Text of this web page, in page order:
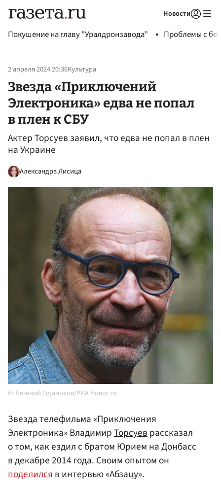
Новости
Покушение на главу "Уралдронзавода" Проблемы с
2 апреля 2024 20:36Культура
Звезда «Приключений
Электроника» едва не попал
в плен к СБУ
Актер Торсуев заявил, что едва не попал в плен
на Украине
Александра Лисица
Евгений Одиноков/РИА Новости
Звезда телефильма «Приключения
Электроника» ВладимирТорсуеврассказал
о том, как ездил с братом Юрием на Донбасс
в декабре 2014 года. Своим опытом он
поделилсяв интервью «Абзацу».